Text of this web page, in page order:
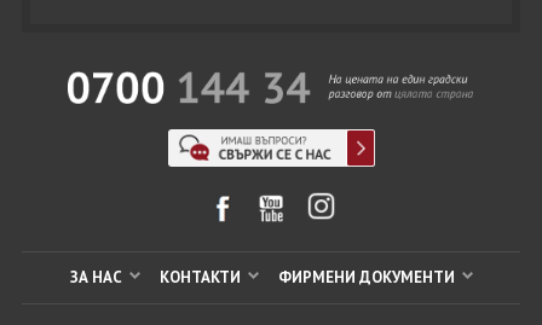
ЗА НАС КОНТАКТИ ФИРМЕНИ ДОКУМЕНТИ